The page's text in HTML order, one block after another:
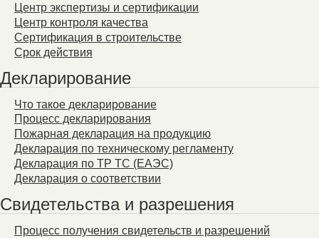
Центр экспертизы и сертификации
Центр контроля качества
Сертификация в строительстве
Срок действия
Декларирование
Что такое декларирование
Процесс декларирования
Пожарная декларация на продукцию
Декларация по техническому регламенту
Декларация по ТР ТС (ЕАЭС)
Декларация о соответствии
Свидетельства и разрешения
Процесс получения свидетельств и разрешений